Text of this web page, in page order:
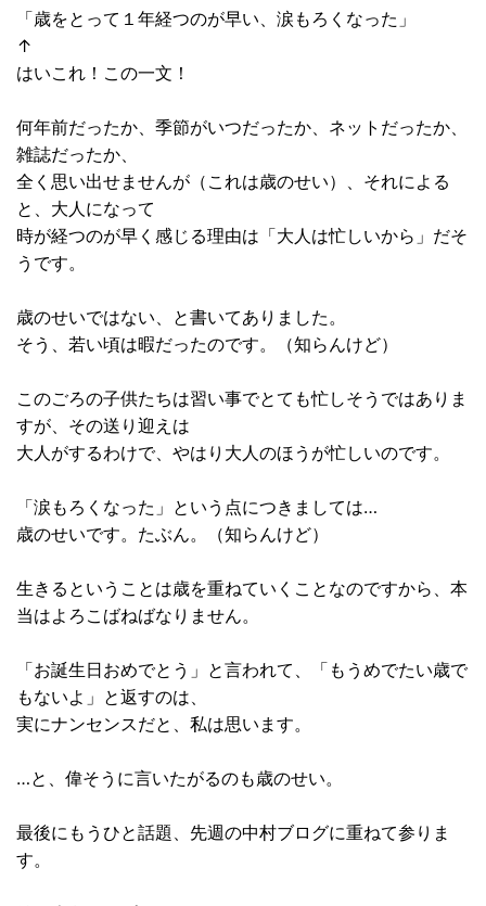
「歳をとって１年経つのが早い、涙もろくなった」
↑
はいこれ！この一文！
何年前だったか、季節がいつだったか、ネットだったか、
雑誌だったか、
全く思い出せませんが（これは歳のせい）、それによる
と、大人になって
時が経つのが早く感じる理由は「大人は忙しいから」だそ
うです。
歳のせいではない、と書いてありました。
そう、若い頃は暇だったのです。（知らんけど）
このごろの子供たちは習い事でとても忙しそうではありま
すが、その送り迎えは
大人がするわけで、やはり大人のほうが忙しいのです。
「涙もろくなった」という点につきましては…
歳のせいです。たぶん。（知らんけど）
生きるということは歳を重ねていくことなのですから、本
当はよろこばねばなりません。
「お誕生日おめでとう」と言われて、「もうめでたい歳で
もないよ」と返すのは、
実にナンセンスだと、私は思います。
…と、偉そうに言いたがるのも歳のせい。
最後にもうひと話題、先週の中村ブログに重ねて参りま
す。